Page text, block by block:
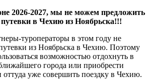
2026-2027, мы не можем предложить
в Чехию из Ноябрьска!!!
туроператоры в этом году не
из Ноябрьска в Чехию. Поэтому
возможностью отдохнуть в
города или приобрести
уже совершить поездку в Чехию.